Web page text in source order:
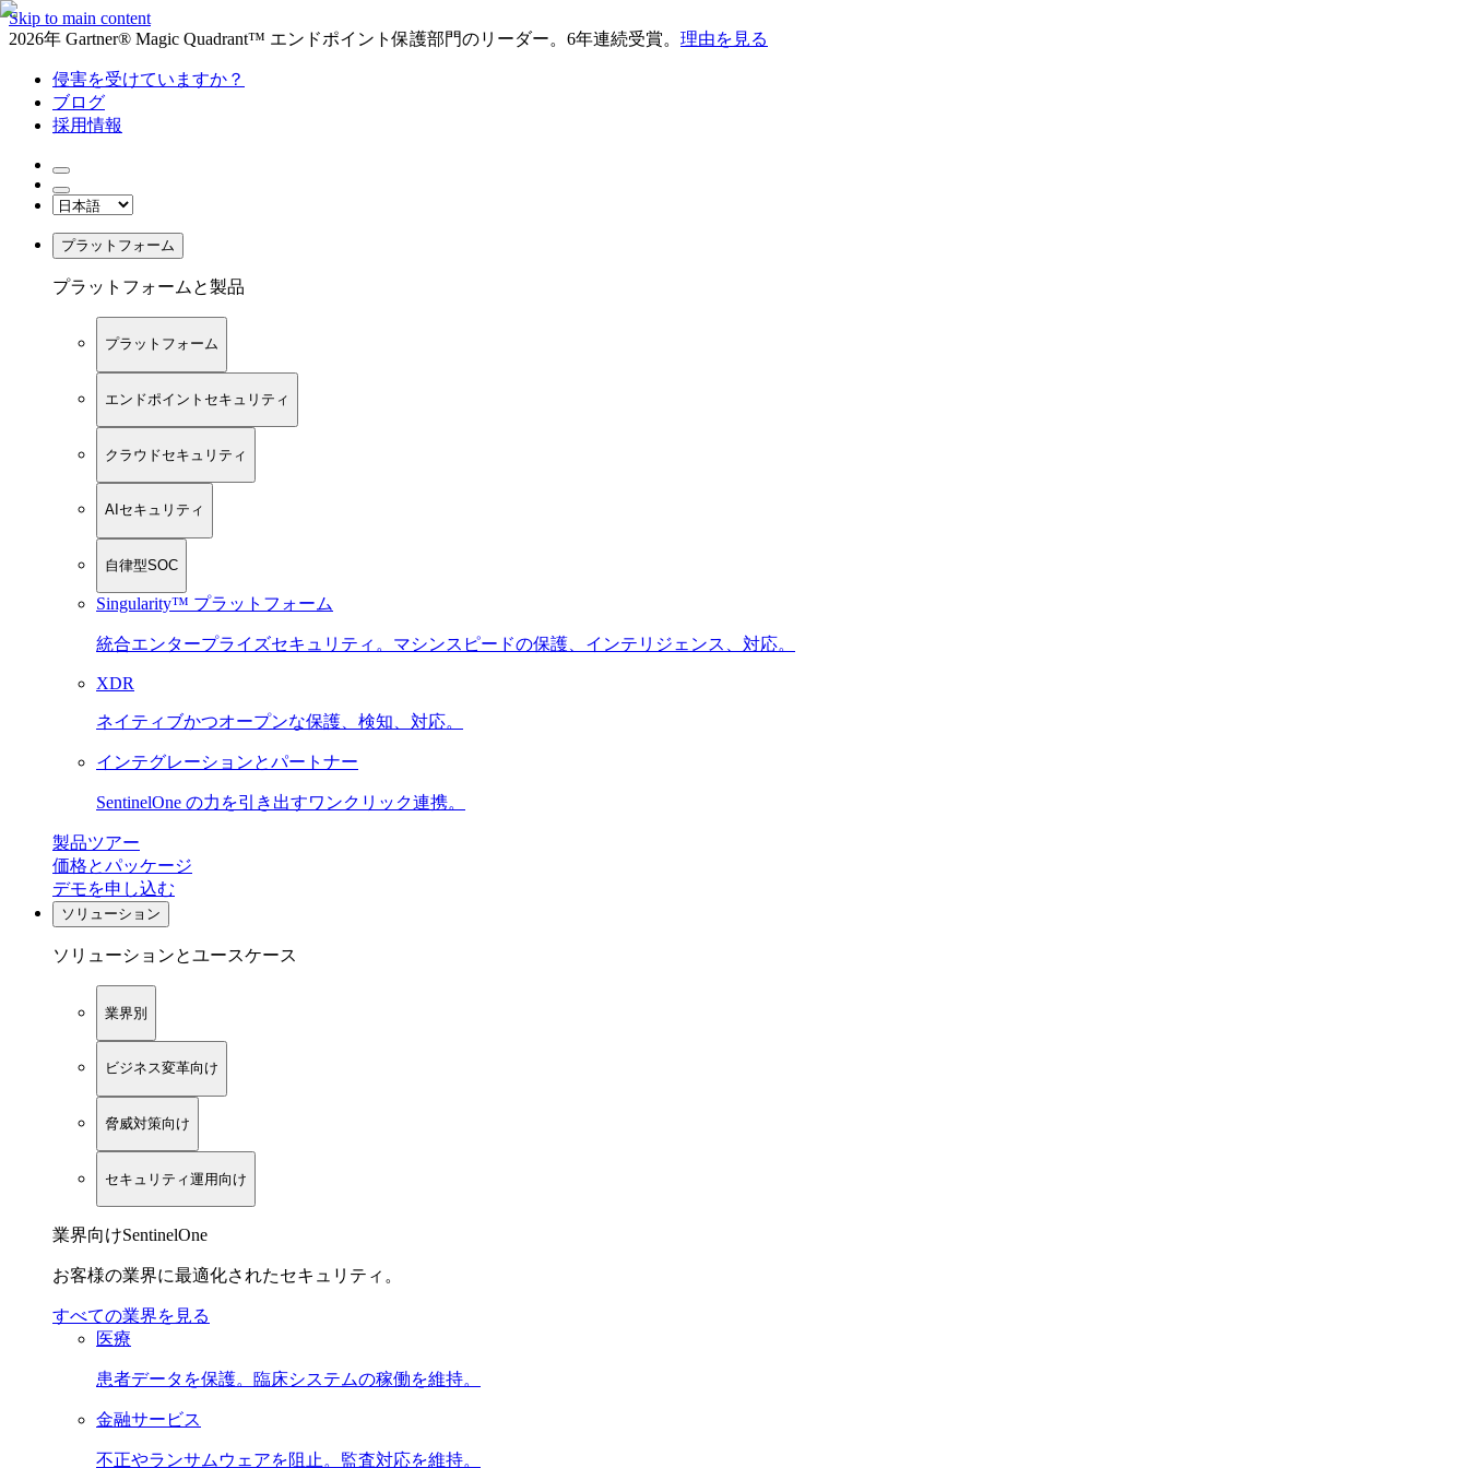
Skip to main content
2026年 Gartner® Magic Quadrant™ エンドポイント保護部門のリーダー。6年連続受賞。 理由を見る
侵害を受けていますか？
ブログ
採用情報
プラットフォーム
プラットフォームと製品
プラットフォーム
エンドポイントセキュリティ
クラウドセキュリティ
AIセキュリティ
自律型SOC
Singularity™ プラットフォーム
統合エンタープライズセキュリティ。マシンスピードの保護、インテリジェンス、対応。
XDR
ネイティブかつオープンな保護、検知、対応。
インテグレーションとパートナー
SentinelOne の力を引き出すワンクリック連携。
製品ツアー
価格とパッケージ
デモを申し込む
ソリューション
ソリューションとユースケース
業界別
ビジネス変革向け
脅威対策向け
セキュリティ運用向け
業界向けSentinelOne
お客様の業界に最適化されたセキュリティ。
すべての業界を見る
医療
患者データを保護。臨床システムの稼働を維持。
金融サービス
不正やランサムウェアを阻止。監査対応を維持。